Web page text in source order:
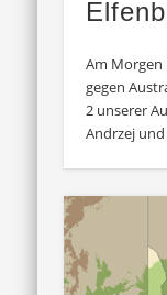
Am
gegen
2 unserer
Andrzej